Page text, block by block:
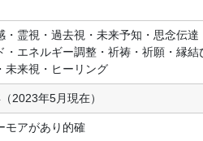
・霊視・過去視・未来予知・思念伝
・エネルギー調整・祈祷・祈願・縁
未来視・ヒーリング
2023年5月現在）
モアがあり的確